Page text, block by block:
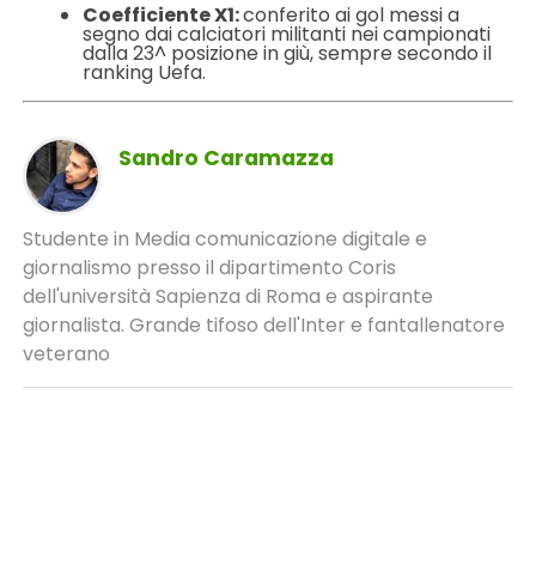
Coefficiente X1:conferito ai gol messi a
segno dai calciatori militanti nei campionati
dalla 23^ posizione in giù, sempre secondo il
ranking Uefa.
Sandro Caramazza
Studente in Media comunicazione digitale e
giornalismo presso il dipartimento Coris
dell'università Sapienza di Roma e aspirante
giornalista. Grande tifoso dell'Inter e fantallenatore
veterano